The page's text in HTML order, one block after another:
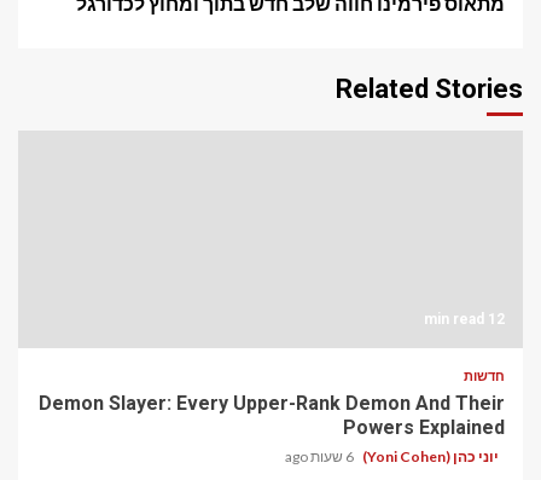
Related Stories
12 min read
חדשות
Demon Slayer: Every Upper-Rank Demon And Their
Powers Explained
יוני כהן (Yoni Cohen) 6 שעות ago